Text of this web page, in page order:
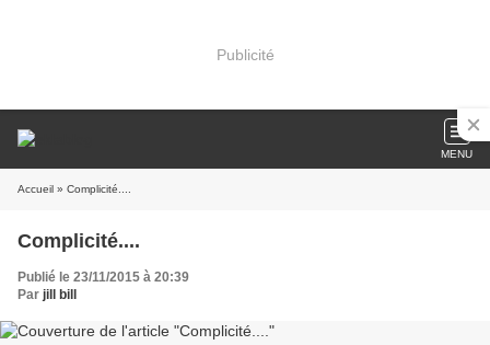
Publicité
MENU
Accueil » Complicité....
Complicité....
Publié le 23/11/2015 à 20:39
Par jill bill